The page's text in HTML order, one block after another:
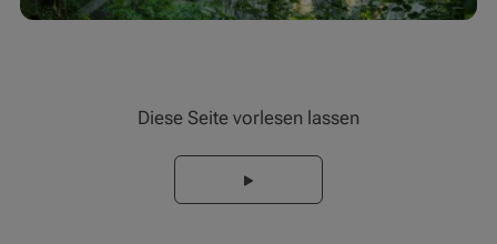
Diese Seite vorlesen lassen